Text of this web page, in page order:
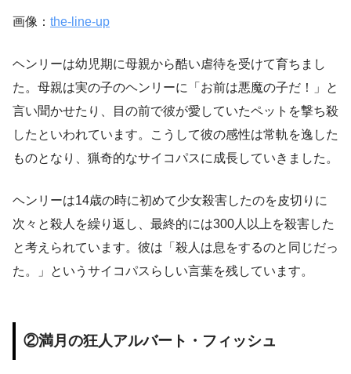
画像： the-line-up
ヘンリーは幼児期に母親から酷い虐待を受けて育ちまし
た。母親は実の子のヘンリーに「お前は悪魔の子だ！」と
言い聞かせたり、目の前で彼が愛していたペットを撃ち殺
したといわれています。こうして彼の感性は常軌を逸した
ものとなり、猟奇的なサイコパスに成長していきました。
ヘンリーは14歳の時に初めて少女殺害したのを皮切りに
次々と殺人を繰り返し、最終的には300人以上を殺害した
と考えられています。彼は「殺人は息をするのと同じだっ
た。」というサイコパスらしい言葉を残しています。
②満月の狂人アルバート・フィッシュ